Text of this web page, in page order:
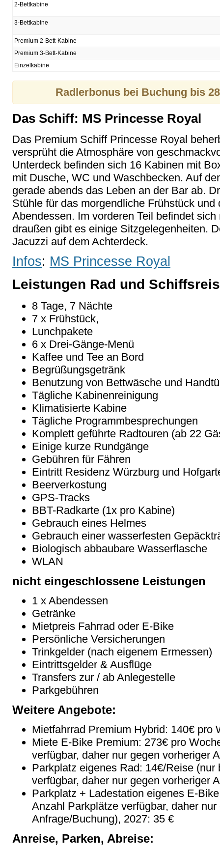
2-Bettkabine
3-Bettkabine
Premium 2-Bett-Kabine
Premium 3-Bett-Kabine
Einzelkabine
Radlerbonus bei Buchung bis
Das Schiff: MS Princesse Royal
Das Premium Schiff Princesse Royal
versprüht die Atmosphäre von
Unterdeck befinden sich 16 Kabinen mit
mit Dusche, WC und Waschbecken. Auf
gerade abends das Leben an der Bar ab.
Stühle für das morgendliche Frühstück
Abendessen. Im vorderen Teil befindet
draußen gibt es einige Sitzgelegenheiten.
Jacuzzi auf dem Achterdeck.
Infos: MS Princesse Royal
Leistungen Rad und
8 Tage, 7 Nächte
7 x Frühstück,
Lunchpakete
6 x Drei-Gänge-Menü
Kaffee und Tee an Bord
Begrüßungsgetränk
Benutzung von Bettwäsche und
Tägliche Kabinenreinigung
Klimatisierte Kabine
Tägliche Programmbesprechungen
Komplett geführte Radtouren (ab 22
Einige kurze Rundgänge
Gebühren für Fähren
Eintritt Residenz Würzburg und
Beerverkostung
GPS-Tracks
BBT-Radkarte (1x pro Kabine)
Gebrauch eines Helmes
Gebrauch einer wasserfesten
Biologisch abbaubare Wasserflasche
WLAN
nicht eingeschlossene Leistungen
1 x Abendessen
Getränke
Mietpreis Fahrrad oder E-Bike
Persönliche Versicherungen
Trinkgelder (nach eigenem Ermessen)
Eintrittsgelder & Ausflüge
Transfers zur / ab Anlegestelle
Parkgebühren
Weitere Angebote:
Mietfahrrad Premium Hybrid: 140€ pro
Miete E-Bike Premium: 273€ pro
verfügbar, daher nur gegen vorheriger
Parkplatz eigenes Rad: 14€/Reise
verfügbar, daher nur gegen vorheriger
Parkplatz + Ladestation eigenes E-
Anzahl Parkplätze verfügbar, daher
Anfrage/Buchung), 2027: 35 €
Anreise, Parken, Abreise: